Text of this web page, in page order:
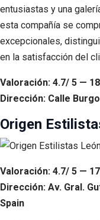
entusiastas y una
esta compañía se
excepcionales,
en la satisfacción del
Valoración: 4.7/ 5 —
Dirección: Calle
Origen
Valoración: 4.7/ 5 —
Dirección: Av. Gral.
Spain